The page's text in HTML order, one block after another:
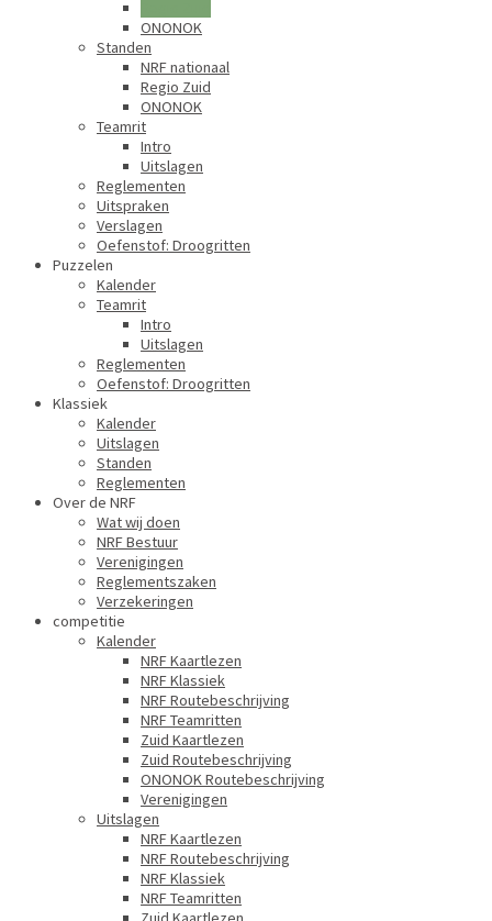
ONONOK
Standen
NRF nationaal
Regio Zuid
ONONOK
Teamrit
Intro
Uitslagen
Reglementen
Uitspraken
Verslagen
Oefenstof: Droogritten
Puzzelen
Kalender
Teamrit
Intro
Uitslagen
Reglementen
Oefenstof: Droogritten
Klassiek
Kalender
Uitslagen
Standen
Reglementen
Over de NRF
Wat wij doen
NRF Bestuur
Verenigingen
Reglementszaken
Verzekeringen
competitie
Kalender
NRF Kaartlezen
NRF Klassiek
NRF Routebeschrijving
NRF Teamritten
Zuid Kaartlezen
Zuid Routebeschrijving
ONONOK Routebeschrijving
Verenigingen
Uitslagen
NRF Kaartlezen
NRF Routebeschrijving
NRF Klassiek
NRF Teamritten